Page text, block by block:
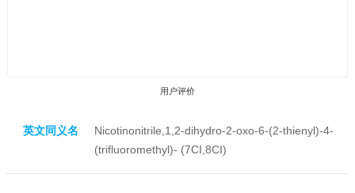
用户评价
英文同义名
Nicotinonitrile,1,2-dihydro-2-oxo-6-(2-thienyl)-4-
(trifluoromethyl)- (7CI,8CI)